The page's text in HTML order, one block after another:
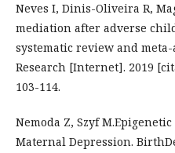
Neves I, Dinis-Oliveira R,
mediation after adverse
systematic review and
Research [Internet]. 2019
103-114.
Nemoda Z, Szyf
Maternal Depression.